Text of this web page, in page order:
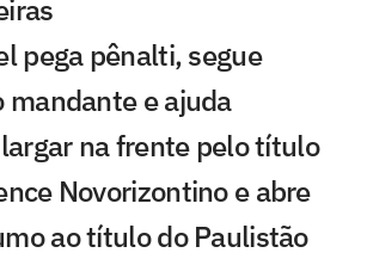
pega pênalti, segue
mandante e ajuda
na frente pelo título
Novorizontino e abre
ao título do Paulistão